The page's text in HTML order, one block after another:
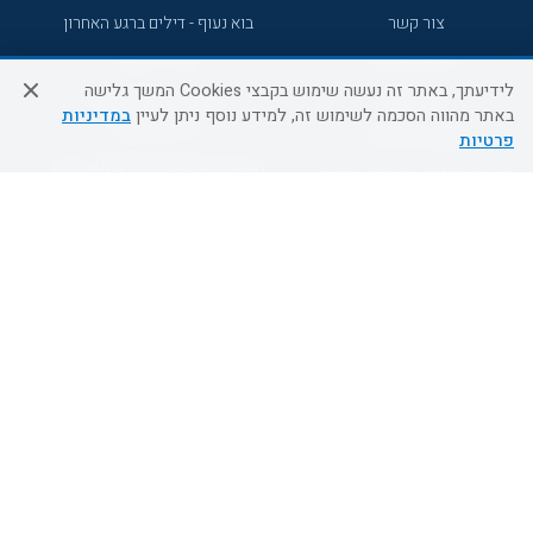
צור קשר
מדיניות פרטיות
מידע לנוסע
תקנון ביטול וזיכוי
בוא נעוף - דילים ברגע האחרון
הסדרי נגישות
השטיח המעופף הטבות
למילואימניקים
לידיעתך, באתר זה נעשה שימוש בקבצי Cookies המשך גלישה
באתר מהווה הסכמה לשימוש זה, למידע נוסף ניתן לעייןבמדיניות
פרטיות